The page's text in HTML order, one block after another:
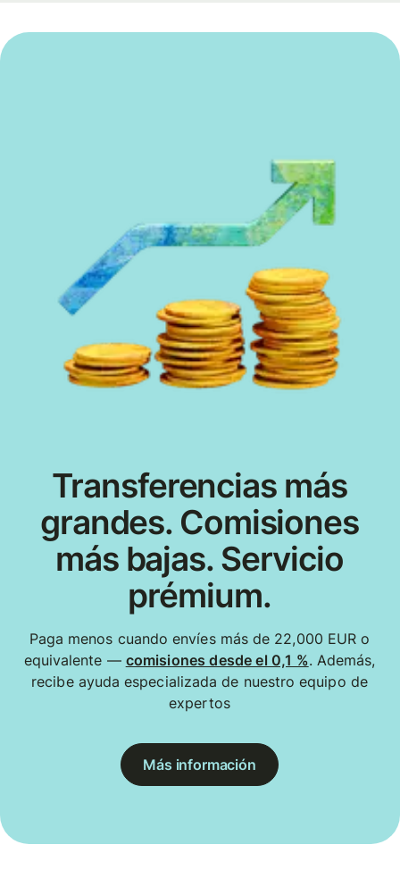
Transferencias más
grandes. Comisiones
más bajas. Servicio
prémium.
Paga menos cuando envíes más de 22,000 EUR o
equivalente — comisiones desde el 0,1 %. Además,
recibe ayuda especializada de nuestro equipo de
expertos
Más información